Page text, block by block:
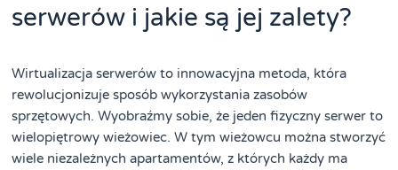
serwerów i jakie są jej zalety?
Wirtualizacja serwerów to innowacyjna metoda, która
rewolucjonizuje sposób wykorzystania zasobów
sprzętowych. Wyobraźmy sobie, że jeden fizyczny serwer to
wielopiętrowy wieżowiec. W tym wieżowcu można stworzyć
wiele niezależnych apartamentów, z których każdy ma